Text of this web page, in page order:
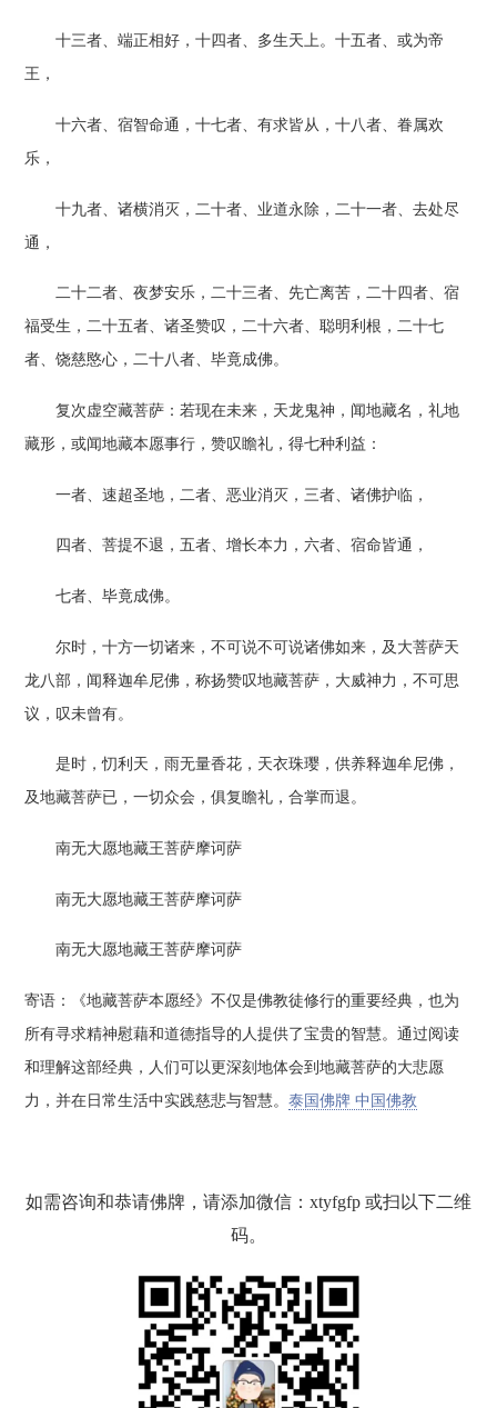
十三者、端正相好，十四者、多生天上。十五者、或为帝
王，
十六者、宿智命通，十七者、有求皆从，十八者、眷属欢
乐，
十九者、诸横消灭，二十者、业道永除，二十一者、去处尽
通，
二十二者、夜梦安乐，二十三者、先亡离苦，二十四者、宿
福受生，二十五者、诸圣赞叹，二十六者、聪明利根，二十七
者、饶慈愍心，二十八者、毕竟成佛。
复次虚空藏菩萨：若现在未来，天龙鬼神，闻地藏名，礼地
藏形，或闻地藏本愿事行，赞叹瞻礼，得七种利益：
一者、速超圣地，二者、恶业消灭，三者、诸佛护临，
四者、菩提不退，五者、增长本力，六者、宿命皆通，
七者、毕竟成佛。
尔时，十方一切诸来，不可说不可说诸佛如来，及大菩萨天
龙八部，闻释迦牟尼佛，称扬赞叹地藏菩萨，大威神力，不可思
议，叹未曾有。
是时，忉利天，雨无量香花，天衣珠璎，供养释迦牟尼佛，
及地藏菩萨已，一切众会，俱复瞻礼，合掌而退。
南无大愿地藏王菩萨摩诃萨
南无大愿地藏王菩萨摩诃萨
南无大愿地藏王菩萨摩诃萨
寄语：《地藏菩萨本愿经》不仅是佛教徒修行的重要经典，也为
所有寻求精神慰藉和道德指导的人提供了宝贵的智慧。通过阅读
和理解这部经典，人们可以更深刻地体会到地藏菩萨的大悲愿
力，并在日常生活中实践慈悲与智慧。泰国佛牌 中国佛教
如需咨询和恭请佛牌，请添加微信：xtyfgfp 或扫以下二维
码。